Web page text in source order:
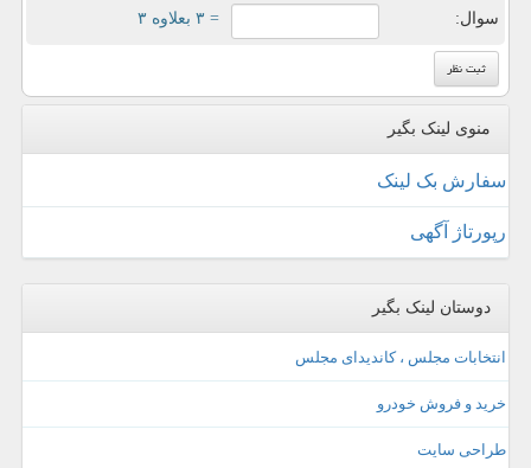
سوال: = ۳ بعلاوه ۳
منوی لینک بگیر
سفارش بک لینک
رپورتاژ آگهی
دوستان لینک بگیر
انتخابات مجلس ، کاندیدای مجلس
خرید و فروش خودرو
طراحی سایت